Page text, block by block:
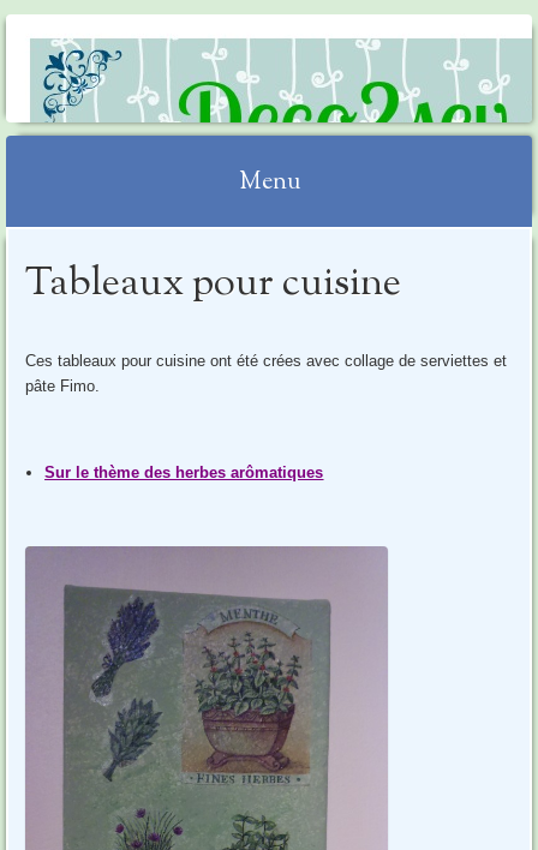
DECO2SEV
Menu
Tableaux pour cuisine
Ces tableaux pour cuisine ont été crées avec collage de serviettes et
pâte Fimo.
Sur le thème des herbes arômatiques